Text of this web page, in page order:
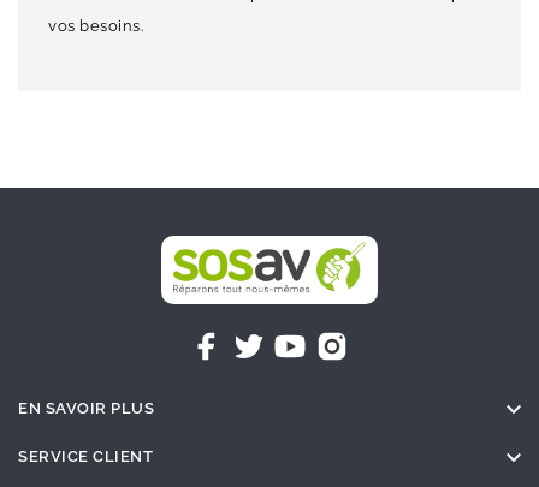
vos besoins.
EN SAVOIR PLUS 
SERVICE CLIENT 